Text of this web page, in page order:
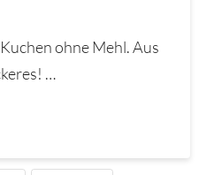
ohne Mehl. Aus
…